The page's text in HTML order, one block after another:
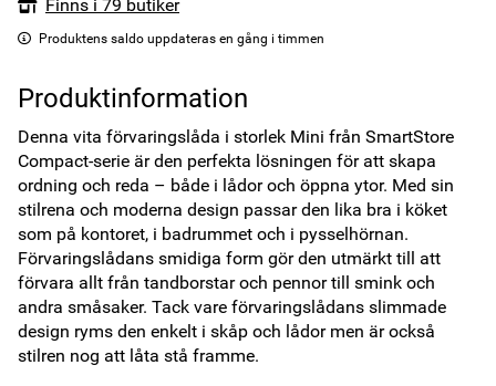
Finns i 79 butiker
Produktens saldo uppdateras en gång i timmen
Produktinformation
Denna vita förvaringslåda i storlek Mini från SmartStore
Compact-serie är den perfekta lösningen för att skapa
ordning och reda – både i lådor och öppna ytor. Med sin
stilrena och moderna design passar den lika bra i köket
som på kontoret, i badrummet och i pysselhörnan.
Förvaringslådans smidiga form gör den utmärkt till att
förvara allt från tandborstar och pennor till smink och
andra småsaker. Tack vare förvaringslådans slimmade
design ryms den enkelt i skåp och lådor men är också
stilren nog att låta stå framme.